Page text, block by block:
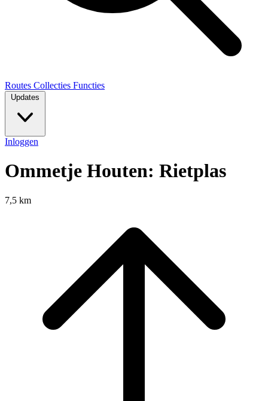
Routes Collecties Functies
Updates
Inloggen
Ommetje Houten: Rietplas
7,5 km